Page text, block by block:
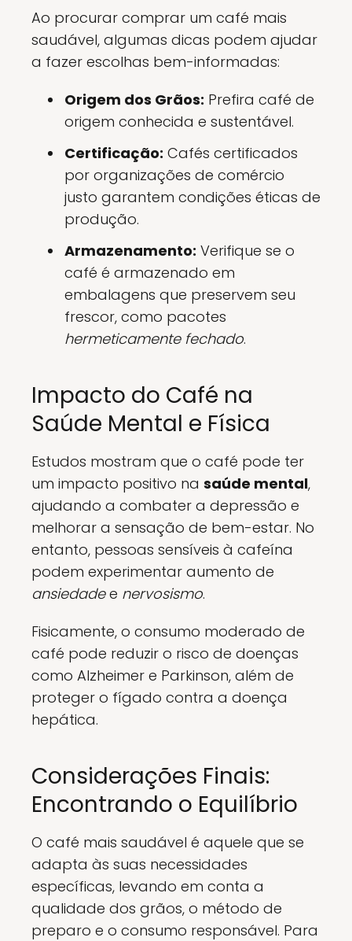
Ao procurar comprar um café mais
saudável, algumas dicas podem ajudar
a fazer escolhas bem-informadas:
Origem dos Grãos: Prefira café de
origem conhecida e sustentável.
Certificação: Cafés certificados
por organizações de comércio
justo garantem condições éticas de
produção.
Armazenamento: Verifique se o
café é armazenado em
embalagens que preservem seu
frescor, como pacotes
hermeticamente fechado.
Impacto do Café na
Saúde Mental e Física
Estudos mostram que o café pode ter
um impacto positivo na saúde mental,
ajudando a combater a depressão e
melhorar a sensação de bem-estar. No
entanto, pessoas sensíveis à cafeína
podem experimentar aumento de
ansiedadee nervosismo.
Fisicamente, o consumo moderado de
café pode reduzir o risco de doenças
como Alzheimer e Parkinson, além de
proteger o fígado contra a doença
hepática.
Considerações Finais:
Encontrando o Equilíbrio
O café mais saudável é aquele que se
adapta às suas necessidades
específicas, levando em conta a
qualidade dos grãos, o método de
preparo e o consumo responsável. Para